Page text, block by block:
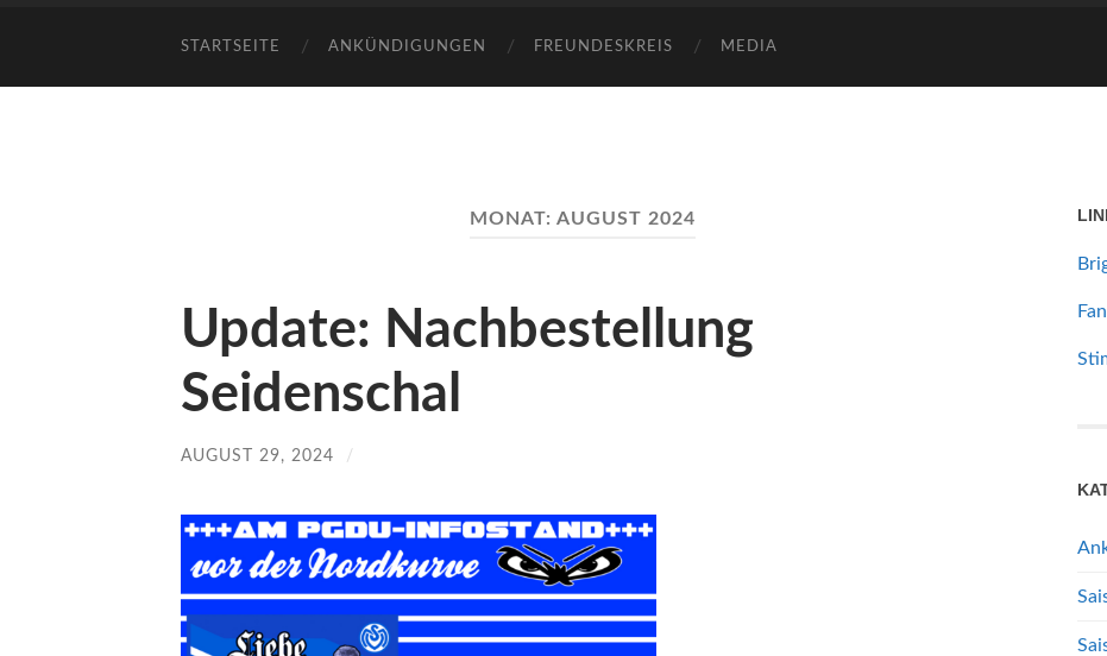
STARTSEITE ANKÜNDIGUNGEN FREUNDESKREIS MEDIA
MONAT: AUGUST 2024
Update: Nachbestellung
Seidenschal
AUGUST 29, 2024 /